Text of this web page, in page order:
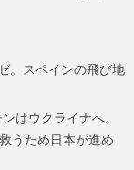
。スペインの飛び地
はウクライナへ。
うため日本が進め